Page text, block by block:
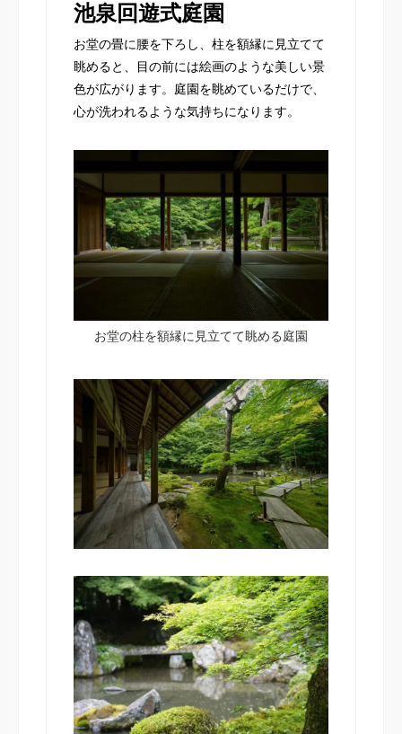
池泉回遊式庭園
お堂の畳に腰を下ろし、柱を額縁に見立てて
眺めると、目の前には絵画のような美しい景
色が広がります。庭園を眺めているだけで、
心が洗われるような気持ちになります。
お堂の柱を額縁に見立てて眺める庭園